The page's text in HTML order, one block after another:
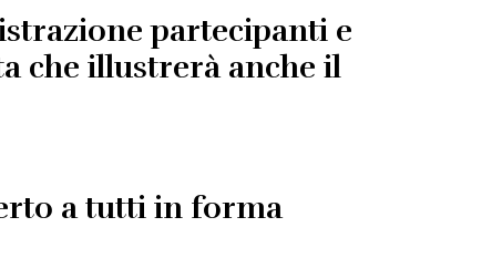
partecipanti e
che illustrerà anche il
a tutti in forma